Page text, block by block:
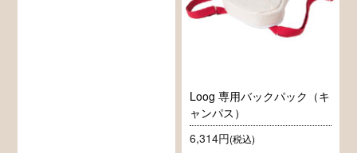
Loog 専用バックパック（キ
ャンパス）
6,314円(税込)